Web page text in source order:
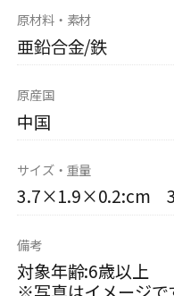
原材料・素材
亜鉛合金/鉄
原産国
中国
サイズ・重量
3.7×1.9×0.2:cm
備考
対象年齢:6歳以上